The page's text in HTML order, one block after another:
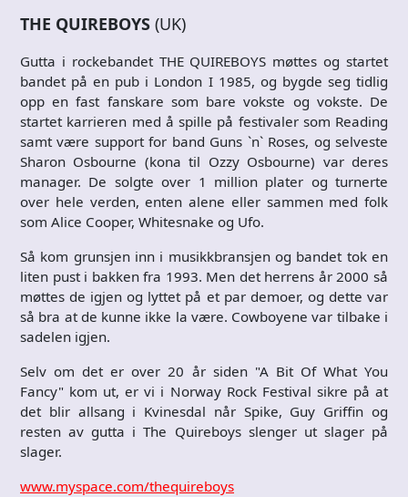
THE QUIREBOYS (UK)
Gutta i rockebandet THE QUIREBOYS møttes og startet
bandet på en pub i London I 1985, og bygde seg tidlig
opp en fast fanskare som bare vokste og vokste. De
startet karrieren med å spille på festivaler som Reading
samt være support for band Guns `n` Roses, og selveste
Sharon Osbourne (kona til Ozzy Osbourne) var deres
manager. De solgte over 1 million plater og turnerte
over hele verden, enten alene eller sammen med folk
som Alice Cooper, Whitesnake og Ufo.
Så kom grunsjen inn i musikkbransjen og bandet tok en
liten pust i bakken fra 1993. Men det herrens år 2000 så
møttes de igjen og lyttet på et par demoer, og dette var
så bra at de kunne ikke la være. Cowboyene var tilbake i
sadelen igjen.
Selv om det er over 20 år siden "A Bit Of What You
Fancy" kom ut, er vi i Norway Rock Festival sikre på at
det blir allsang i Kvinesdal når Spike, Guy Griffin og
resten av gutta i The Quireboys slenger ut slager på
slager.
www.myspace.com/thequireboys